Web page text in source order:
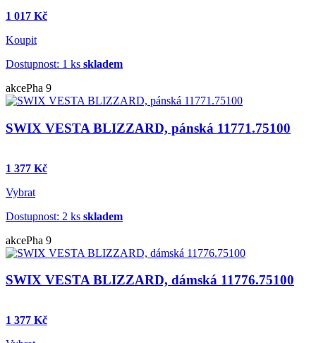
1 017 Kč
Koupit
Dostupnost: 1 ks skladem
akcePha 9
SWIX VESTA BLIZZARD, pánská 11771.75100
1 377 Kč
Vybrat
Dostupnost: 2 ks skladem
akcePha 9
SWIX VESTA BLIZZARD, dámská 11776.75100
1 377 Kč